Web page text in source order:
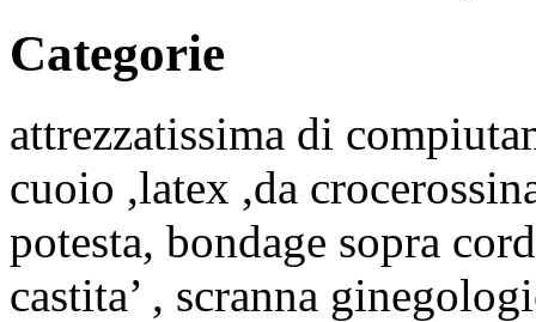
Categorie
attrezzatissima di
cuoio ,latex ,da
potesta, bondage sopra
castita’ , scranna